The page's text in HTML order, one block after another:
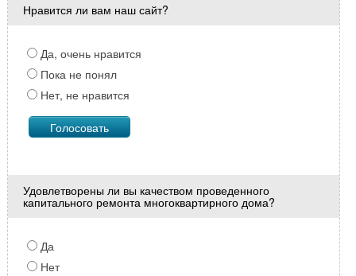
Нравится ли вам наш сайт?
Да, очень нравится
Пока не понял
Нет, не нравится
Удовлетворены ли вы качеством проведенного
капитального ремонта многоквартирного дома?
Да
Нет